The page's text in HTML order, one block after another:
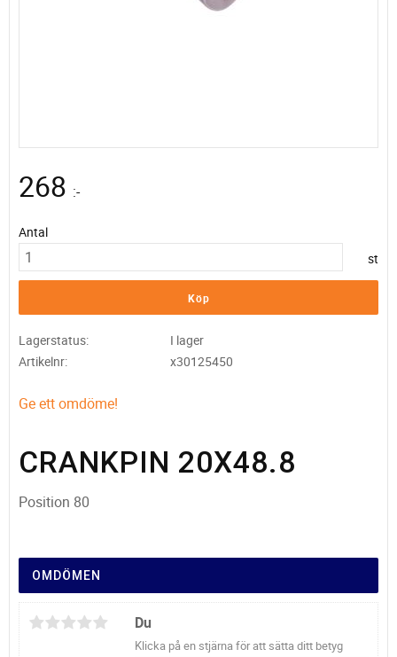
268 :-
Antal
st
Köp
Lagerstatus
I lager
Artikelnr
x30125450
Ge ett omdöme!
CRANKPIN 20X48.8
Position 80
OMDÖMEN
Du
Klicka på en stjärna för att sätta ditt betyg